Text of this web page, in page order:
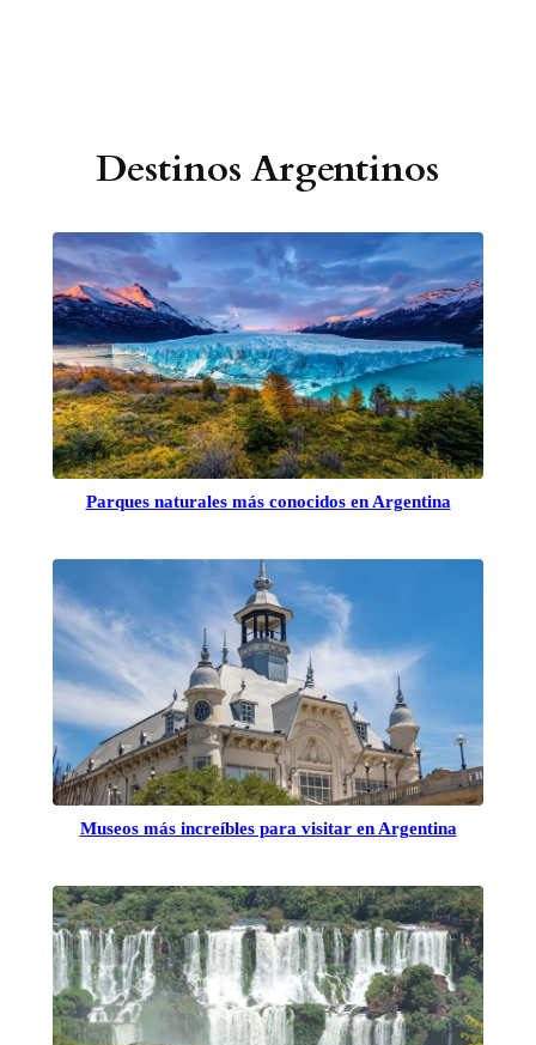
Destinos Argentinos
Parques naturales más conocidos en Argentina
Museos más increíbles para visitar en Argentina